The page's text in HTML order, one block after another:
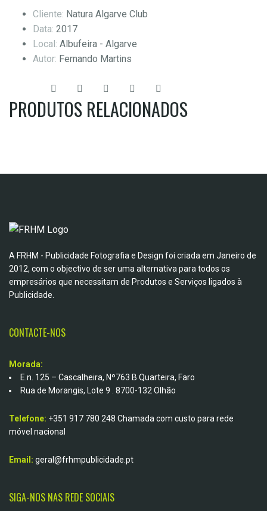
Cliente: Natura Algarve Club
Data: 2017
Local: Albufeira - Algarve
Autor: Fernando Martins
PRODUTOS RELACIONADOS
A FRHM - Publicidade Fotografia e Design foi criada em Janeiro de
2012, com o objectivo de ser uma alternativa para todos os
empresários que necessitam de Produtos e Serviços ligados à
Publicidade.
CONTACTE-NOS
Morada:
E.n. 125 – Cascalheira, Nº763 B Quarteira, Faro
Rua de Morangis, Lote 9 . 8700-132 Olhão
Telefone: +351 917 780 248 Chamada com custo para rede
móvel nacional
Email: geral@frhmpublicidade.pt
SIGA-NOS NAS REDE SOCIAIS